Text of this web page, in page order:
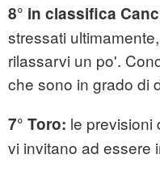
8° in classifica
stressati
rilassarvi un po'.
che sono in grado di
7° Toro: le previsioni
vi invitano ad essere